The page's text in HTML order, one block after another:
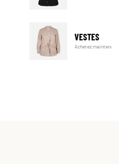
VESTES
Achetez maintenant